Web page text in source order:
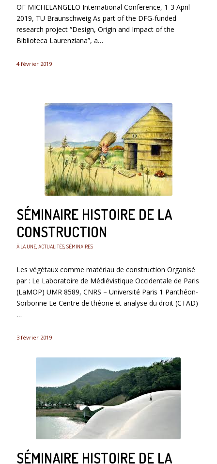
OF MICHELANGELO International Conference, 1-3 April
2019, TU Braunschweig As part of the DFG-funded
research project “Design, Origin and Impact of the
Biblioteca Laurenziana”, a…
4 février 2019
SÉMINAIRE HISTOIRE DE LA
CONSTRUCTION
À LA UNE, ACTUALITÉS, SÉMINAIRES
Les végétaux comme matériau de construction Organisé
par : Le Laboratoire de Médiévistique Occidentale de Paris
(LaMOP) UMR 8589, CNRS – Université Paris 1 Panthéon-
Sorbonne Le Centre de théorie et analyse du droit (CTAD)
…
3 février 2019
SÉMINAIRE HISTOIRE DE LA